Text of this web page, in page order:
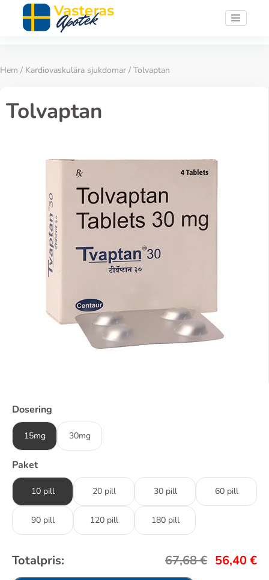
Hem / Kardiovaskulära sjukdomar / Tolvaptan
Tolvaptan
Dosering
15mg 30mg
Paket
10 pill 20 pill 30 pill 60 pill
90 pill 120 pill 180 pill
Totalpris: 67,68€ 56,40€